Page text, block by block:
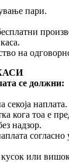
пари.
на
се должни:
секоја наплата.
кога тоа е
надзор.
согласно
кусок или